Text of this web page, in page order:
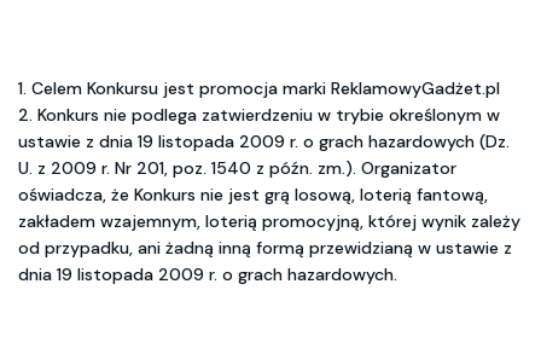
1. Celem Konkursu jest promocja marki ReklamowyGadżet.pl
2. Konkurs nie podlega zatwierdzeniu w trybie określonym w
ustawie z dnia 19 listopada 2009 r. o grach hazardowych (Dz.
U. z 2009 r. Nr 201, poz. 1540 z późn. zm.). Organizator
oświadcza, że Konkurs nie jest grą losową, loterią fantową,
zakładem wzajemnym, loterią promocyjną, której wynik zależy
od przypadku, ani żadną inną formą przewidzianą w ustawie z
dnia 19 listopada 2009 r. o grach hazardowych.